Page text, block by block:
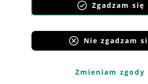
Zgadzam się
Nie zgadzam
Zmieniam zgody
Korzystanie z serwisu oznacza akceptację